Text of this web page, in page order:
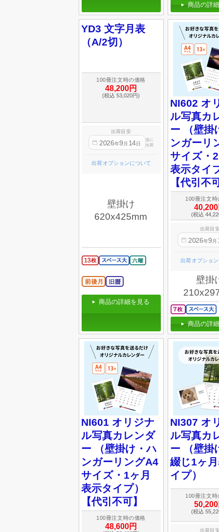
商品の詳
YD3 文字月表
（A/2切）
100冊注文時の価格
48,200円
(税込 53,020円)
出荷目安
2026年9 月 14日
迄に
出荷
出荷オプションについて
壁掛け
620x425mm
商品の詳細を見る
NI602 オ
ル写真カ
ー （壁掛
ンガーリ
サイズ・
表示タイ
【代引不
100冊注文時
(税込
出荷目
2026年9 月
出荷オプショ
壁掛
商品の詳
NI601 オリジナ
ル写真カレンダ
ー （壁掛け・ハ
ンガーリングA4
サイズ・1ヶ月
表示タイプ）
【代引不可】
100冊注文時の価格
48,600円
NI307 オ
ル写真カ
ー （壁掛
綴じ1ヶ
イプ）
100冊注文時
(税込
出荷目